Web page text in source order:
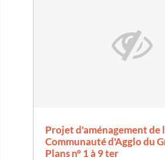
Projet d'aménagement de
Communauté d'Agglo du
Plans n° 1 à 9 ter